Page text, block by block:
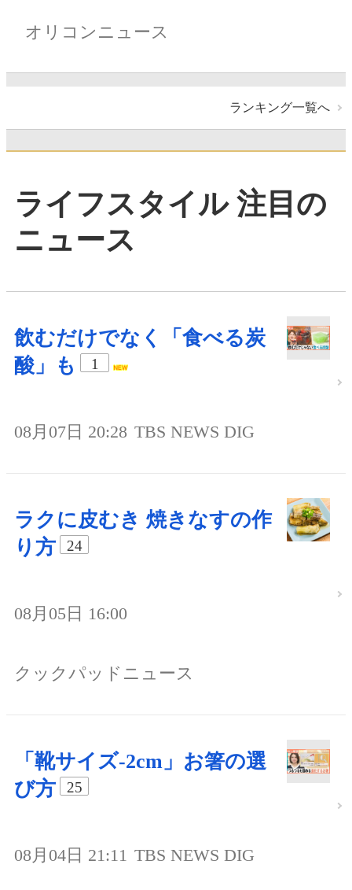
オリコンニュース
ランキング一覧へ
ライフスタイル 注目の
ニュース
飲むだけでなく「食べる炭
酸」も
1
08月07日 20:28 TBS NEWS DIG
ラクに皮むき 焼きなすの作
り方
24
08月05日 16:00
クックパッドニュース
「靴サイズ-2cm」お箸の選
び方
25
08月04日 21:11 TBS NEWS DIG